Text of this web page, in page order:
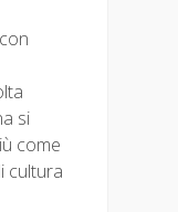
si
come
cultura